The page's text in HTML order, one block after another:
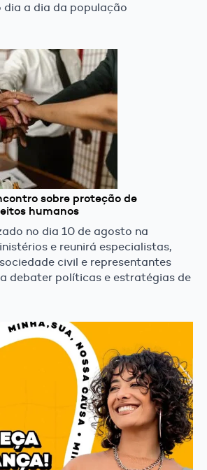
dia a dia da população
sobre proteção de
humanos
no dia 10 de agosto na
e reunirá especialistas,
civil e representantes
debater políticas e estratégias de